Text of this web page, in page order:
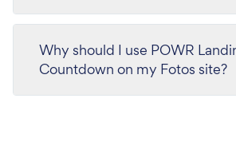
Why should I use POWR
Countdown on my Fotos site?